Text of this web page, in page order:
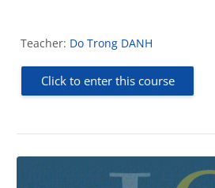
Teacher: Do Trong DANH
Click to enter this course